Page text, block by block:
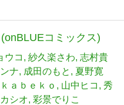
コミックス)
ウコ 紗久楽さわ 志村貴
ナ 成田のもと
夏野寛
ｋａｂｅｋｏ 山中ヒコ
秀
カシオ 彩景でりこ